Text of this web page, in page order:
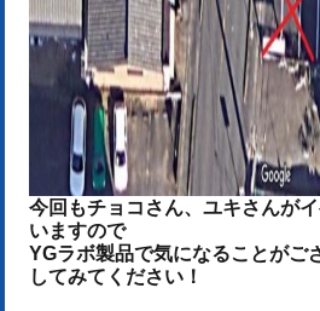
今回もチョコさん、ユキさんが
いますので
YGラボ製品で気になることがご
してみてください！